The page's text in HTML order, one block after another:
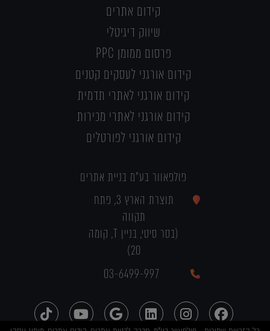
קידום אתרים
שיווק דיגיטלי
פרסום ממומן PPC
קידום אורגני לעסקים קטנים
קידום אורגני לאתרי תדמית
קידום אורגני לאתרי מכירות
קידום אורגני לפורטלים
פולפאוור בע"מ בניית אתרים
תוצרת הארץ 3, פתח
תקווה
(בסר סיטי, בניין T, קומה
20)
03-6499-997